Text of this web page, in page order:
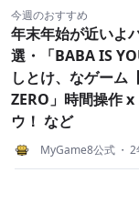
今週のおすすめ
年末年始が近いよ
選・「BABA IS
しとけ、なゲーム
ZERO」時間操作
ウ！ など
MyGame8公式 ・ 2